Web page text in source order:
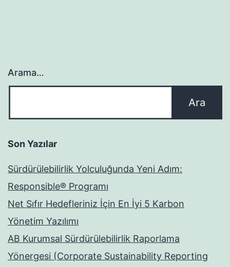
Arama…
Son Yazılar
Sürdürülebilirlik Yolculuğunda Yeni Adım:
Responsible® Programı
Net Sıfır Hedefleriniz İçin En İyi 5 Karbon
Yönetim Yazılımı
AB Kurumsal Sürdürülebilirlik Raporlama
Yönergesi (Corporate Sustainability Reporting